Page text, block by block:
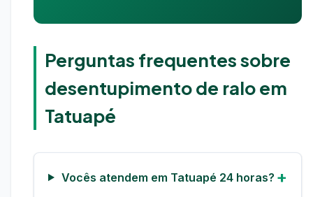
Perguntas frequentes sobre
desentupimento de ralo em
Tatuapé
Vocês atendem em Tatuapé 24 horas?